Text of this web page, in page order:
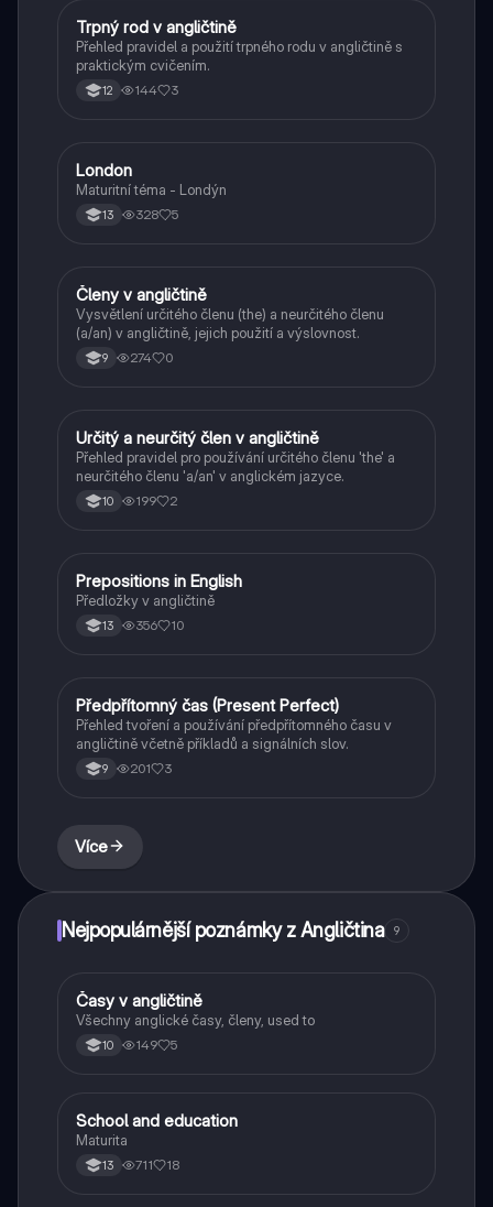
Angličtina
Trpný rod v angličtině
Přehled pravidel a použití trpného rodu v angličtině s
praktickým cvičením.
12 144 3
Angličtina
London
Maturitní téma - Londýn
13 328 5
Angličtina
Členy v angličtině
Vysvětlení určitého členu (the) a neurčitého členu
(a/an) v angličtině, jejich použití a výslovnost.
9 274 0
Angličtina
Určitý a neurčitý člen v angličtině
Přehled pravidel pro používání určitého členu 'the' a
neurčitého členu 'a/an' v anglickém jazyce.
10 199 2
Angličtina
Prepositions in English
Předložky v angličtině
13 356 10
Angličtina
Předpřítomný čas (Present Perfect)
Přehled tvoření a používání předpřítomného času v
angličtině včetně příkladů a signálních slov.
9 201 3
Více
Nejpopulárnější poznámky z Angličtina 9
Angličtina
Časy v angličtině
Všechny anglické časy, členy, used to
10 149 5
Angličtina
School and education
Maturita
13 711 18